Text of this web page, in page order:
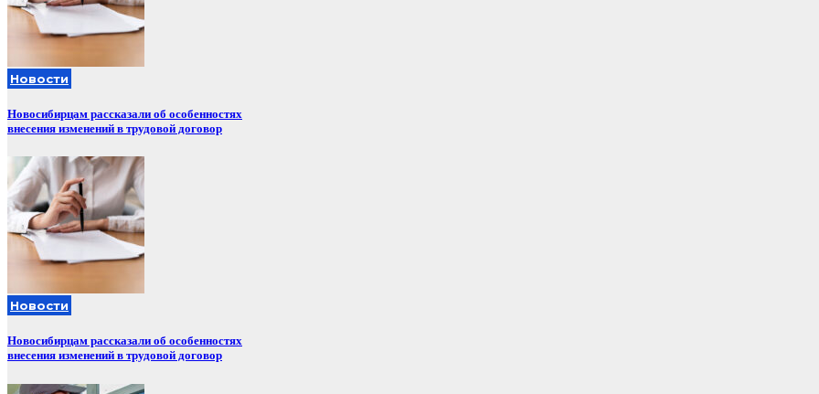
Новости
Новосибирцам рассказали об особенностях
внесения изменений в трудовой договор
Новости
Новосибирцам рассказали об особенностях
внесения изменений в трудовой договор